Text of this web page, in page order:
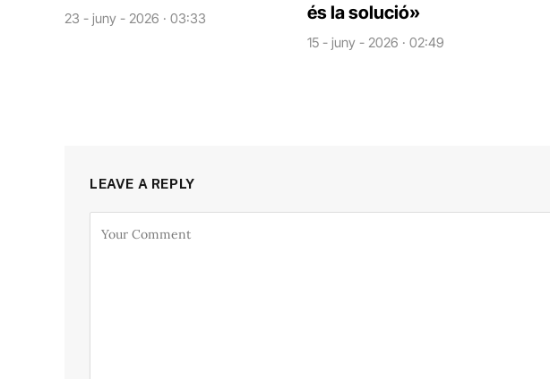
23 - juny - 2026 · 03:33
és la solució»
15 - juny - 2026 · 02:49
LEAVE A REPLY